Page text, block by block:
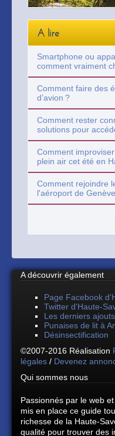
A lire
Smartphone ou
comment vraiment
Comment faire des
d’avion ?
Comment rester
solutions pour
Comment
plein air cet été en
Comment rejoindre
l'aéroport de Genève
A découvrir également
Page Facebook
Twitter d'Haute-
Les derniers ajouts
Punaises de lit à
Désinsectification
©2007-2016 Réalisation
légales / Devenez
Qui sommes nous
Passionnés par le web
mis en place ce guide
richesse de la Haute-
qualité pour trouver des